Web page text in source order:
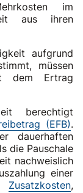
im
aus ihren
aufgrund
müssen
dem Ertrag
berechtigt
(EFB).
dauerhaften
die Pauschale
nachweislich
einer
Zusatzkosten,